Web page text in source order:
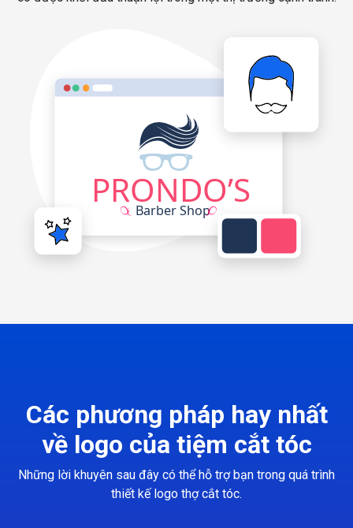
Các phương pháp hay nhất
về logo của tiệm cắt tóc
Những lời khuyên sau đây có thể hỗ trợ bạn trong quá trình
thiết kế logo thợ cắt tóc.